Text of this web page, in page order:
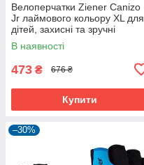
Велоперчатки Ziener Canizo
Jr лаймового кольору XL для
дітей, захисні та зручні
В наявності
473 ₴ 676 ₴
Купити
–30%